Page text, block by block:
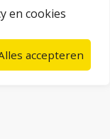
en cookies
accepteren